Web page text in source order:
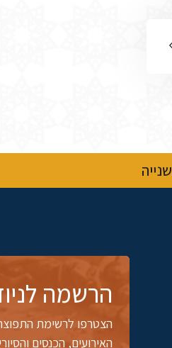
הרשמה
הצטרפו לרשימת
האירועים, הכנסים